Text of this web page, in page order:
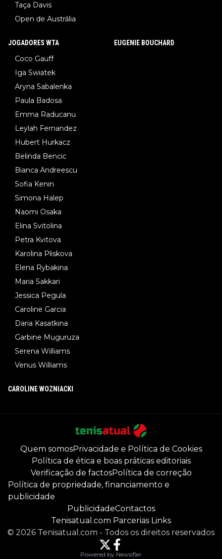
Taça Davis
Open de Austrália
JOGADORES WTA
Coco Gauff
Iga Swiatek
Aryna Sabalenka
Paula Badosa
Emma Raducanu
Leylah Fernandez
Hubert Hurkacz
Belinda Bencic
Bianca Andreescu
Sofia Kenin
Simona Halep
Naomi Osaka
Elina Svitolina
Petra Kvitova
Karolina Pliskova
Elena Rybakina
Maria Sakkari
Jessica Pegula
Caroline Garcia
Daria Kasatkina
Garbine Muguruza
Serena Williams
Venus Williams
EUGENIE BOUCHARD
CAROLINE WOZNIACKI
Quem somosPrivacidade e Política de Cookies
Política de ética e boas práticas editoriais
Verificação de factosPolítica de correção
Política de propriedade, financiamento e
publicidade
PublicidadeContactos
Tenisatual.com Parcerias Links
© 2026 Tenisatual.com - Todos os direitos reservados
Powered by Newsifier